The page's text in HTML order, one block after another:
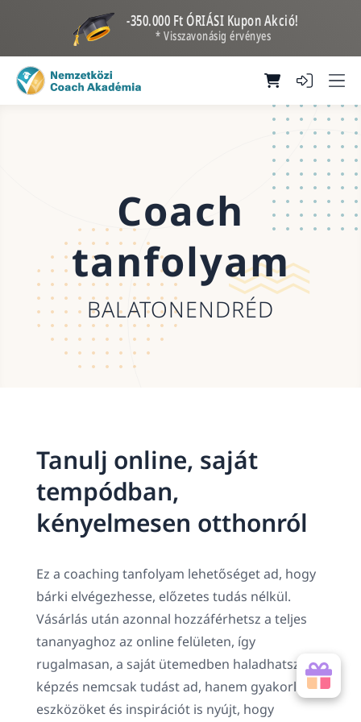
-350.000 Ft ÓRIÁSI Kupon Akció!
* Visszavonásig érvényes
Coach
tanfolyam
BALATONENDRÉD
Tanulj online, saját
tempódban,
kényelmesen otthonról
Ez a coaching tanfolyam lehetőséget ad, hogy
bárki elvégezhesse, előzetes tudás nélkül.
Vásárlás után azonnal hozzáférhetsz a teljes
tananyaghoz az online felületen, így
rugalmasan, a saját ütemedben haladhatsz. A
képzés nemcsak tudást ad, hanem gyakorlati
eszközöket és inspirációt is nyújt, hogy